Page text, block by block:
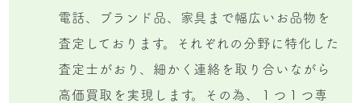
電話、ブランド品、家具まで幅広いお品物を
査定しております。それぞれの分野に特化した
査定士がおり、細かく連絡を取り合いながら
高価買取を実現します。その為、１つ１つ専